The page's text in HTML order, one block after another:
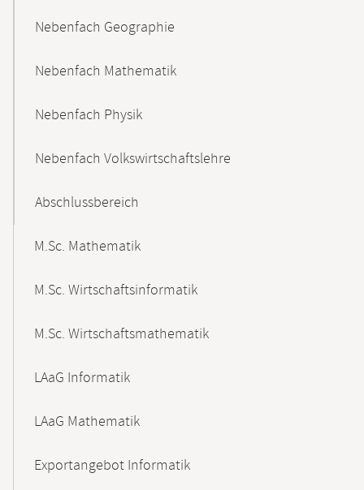
Nebenfach Geographie
Nebenfach Mathematik
Nebenfach Physik
Nebenfach Volkswirtschaftslehre
Abschlussbereich
M.Sc. Mathematik
M.Sc. Wirtschaftsinformatik
M.Sc. Wirtschaftsmathematik
LAaG Informatik
LAaG Mathematik
Exportangebot Informatik